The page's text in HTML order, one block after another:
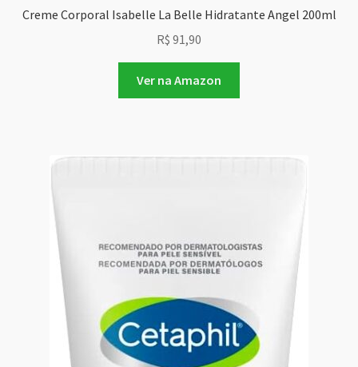
Creme Corporal Isabelle La Belle Hidratante Angel 200ml
R$ 91,90
Ver na Amazon